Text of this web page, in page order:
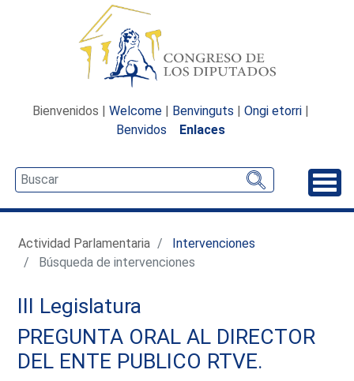
Bienvenidos | Welcome | Benvinguts | Ongi etorri |
Benvidos
Enlaces
Actividad Parlamentaria
Intervenciones
Búsqueda de intervenciones
III Legislatura
PREGUNTA ORAL AL DIRECTOR
DEL ENTE PUBLICO RTVE.